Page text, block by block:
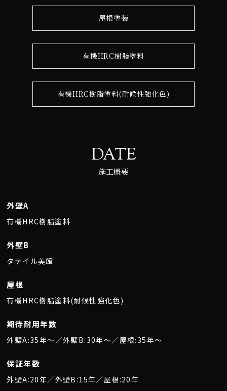
屋根塗装
有機HRC樹脂塗料
有機HRC樹脂塗料(耐候性強化色)
DATE
施工概要
外壁A
有機HRC樹脂塗料
外壁B
タテイル美館
屋根
有機HRC樹脂塗料(耐候性強化色)
期待耐用年数
外壁A:35年〜／外壁B:30年〜／屋根:35年〜
保証年数
外壁A:20年／外壁B:15年／屋根:20年